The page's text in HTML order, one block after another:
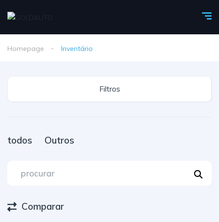
Homepage Inventário
Filtros
todos Outros
Comparar